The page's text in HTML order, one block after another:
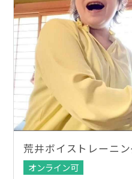
荒井ボイストレーニ
オンライン可